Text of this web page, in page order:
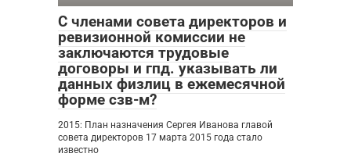
С членами совета директоров и
ревизионной комиссии не
заключаются трудовые
договоры и гпд. указывать ли
данных физлиц в ежемесячной
форме сзв-м?
2015: План назначения Сергея Иванова главой
совета директоров 17 марта 2015 года стало
известно